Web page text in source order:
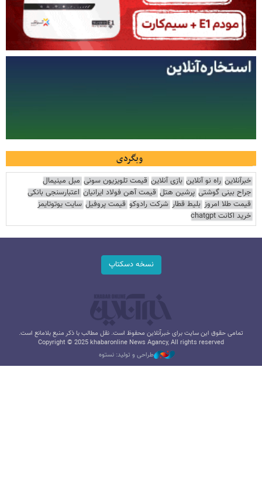
وبگردی
خبرآنلاین راه نو آنلاین بازی آنلاین قیمت تلویزیون سونی مبل مینیمال
جراح بینی گوشتی پرشین هتل قیمت آهن فولاد ایرانیان اعتبارسنجی بانکی
قیمت طلا امروز بلیط قطار شرکت رادوکو قیمت پروفیل سایت یوتوتایمز
خرید اکانت chatgpt
نسخه دسکتاپ
تمامی حقوق این سایت برای خبرآنلاین محفوظ است. نقل مطالب با ذکر منبع بلامانع است.
Copyright © 2025 khabaronline News Agancy, All rights reserved
طراحی و تولید: نستوه